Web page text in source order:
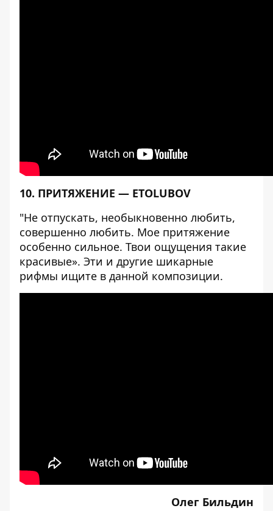
10. ПРИТЯЖЕНИЕ — ETOLUBOV
"Не отпускать, необыкновенно любить,
совершенно любить. Мое притяжение
особенно сильное. Твои ощущения такие
красивые». Эти и другие шикарные
рифмы ищите в данной композиции.
Олег Бильдин